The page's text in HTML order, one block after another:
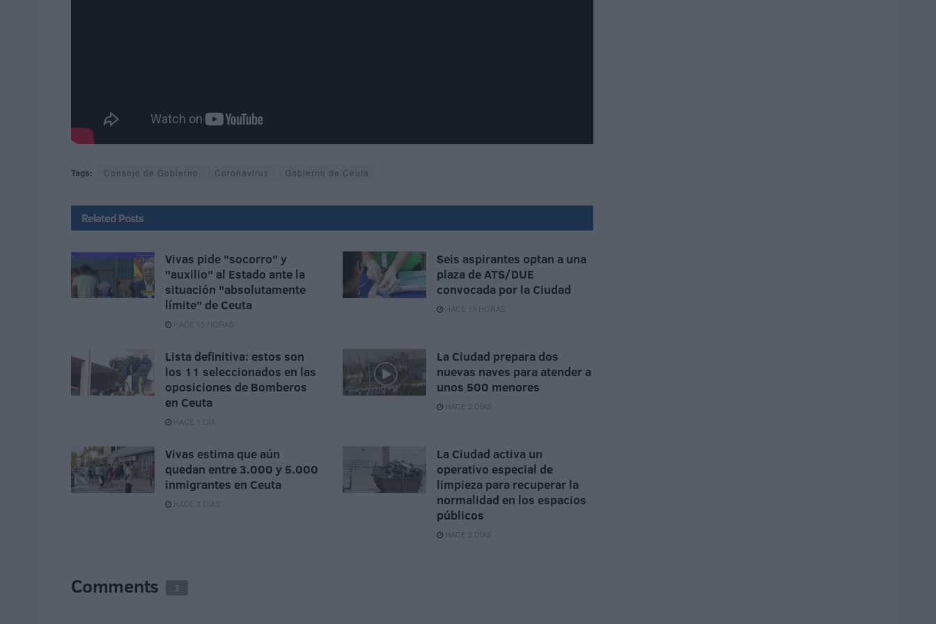
Tags: Consejo de Gobierno Coronavirus Gobierno de Ceuta
Related Posts
Vivas pide "socorro" y
"auxilio" al Estado ante la
situación "absolutamente
límite" de Ceuta
HACE 15 HORAS
Seis aspirantes optan a una
plaza de ATS/DUE
convocada por la Ciudad
HACE 19 HORAS
Lista definitiva: estos son
los 11 seleccionados en las
oposiciones de Bomberos
en Ceuta
HACE 1 DÍA
La Ciudad prepara dos
nuevas naves para atender a
unos 500 menores
HACE 2 DÍAS
Vivas estima que aún
quedan entre 3.000 y 5.000
inmigrantes en Ceuta
HACE 3 DÍAS
La Ciudad activa un
operativo especial de
limpieza para recuperar la
normalidad en los espacios
públicos
HACE 3 DÍAS
Comments 3